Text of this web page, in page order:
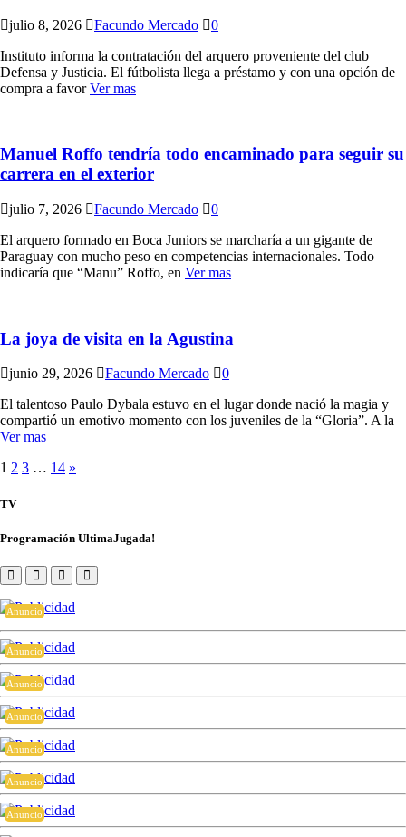
julio 8, 2026 Facundo Mercado
0
Instituto informa la contratación del arquero proveniente del club
Defensa y Justicia. El fútbolista llega a préstamo y con una opción de
compra a favorVer mas
Manuel Roffo tendría todo encaminado para seguir su
carrera en el exterior
julio 7, 2026 Facundo Mercado
0
El arquero formado en Boca Juniors se marcharía a un gigante de
Paraguay con mucho peso en competencias internacionales. Todo
indicaría que “Manu” Roffo, en Ver mas
La joya de visita en la Agustina
junio 29, 2026 Facundo Mercado
0
El talentoso Paulo Dybala estuvo en el lugar donde nació la magia y
compartió un emotivo momento con los juveniles de la “Gloria”. A la
Ver mas
1 2 3 … 14 »
TV
Programación UltimaJugada!
Anuncio
Anuncio
Anuncio
Anuncio
Anuncio
Anuncio
Anuncio